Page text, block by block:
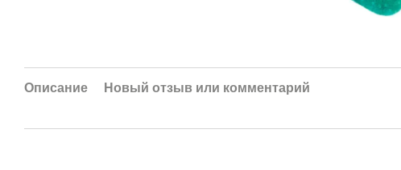
Описание Новый отзыв или комментарий